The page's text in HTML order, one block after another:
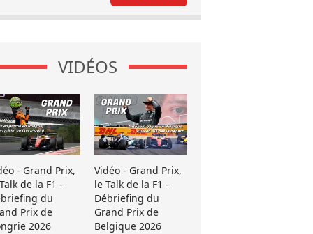
VIDÉOS
- Grand Prix,
de la F1 -
du
Prix de
2026
Vidéo - Grand Prix,
le Talk de la F1 -
Débriefing du
Grand Prix de
Belgique 2026